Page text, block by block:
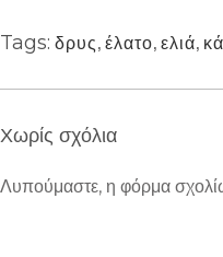
Tags: δρυς,έλατο,ελιά,
Χωρίς σχόλια
Λυπούμαστε, η φόρμα